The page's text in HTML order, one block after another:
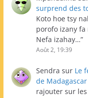
surprend des
Koto hoe tsy
porofo izany
Nefa izahay…”
Août 2, 19:39
Sendra sur Le
de Madagascar
rajouter sur